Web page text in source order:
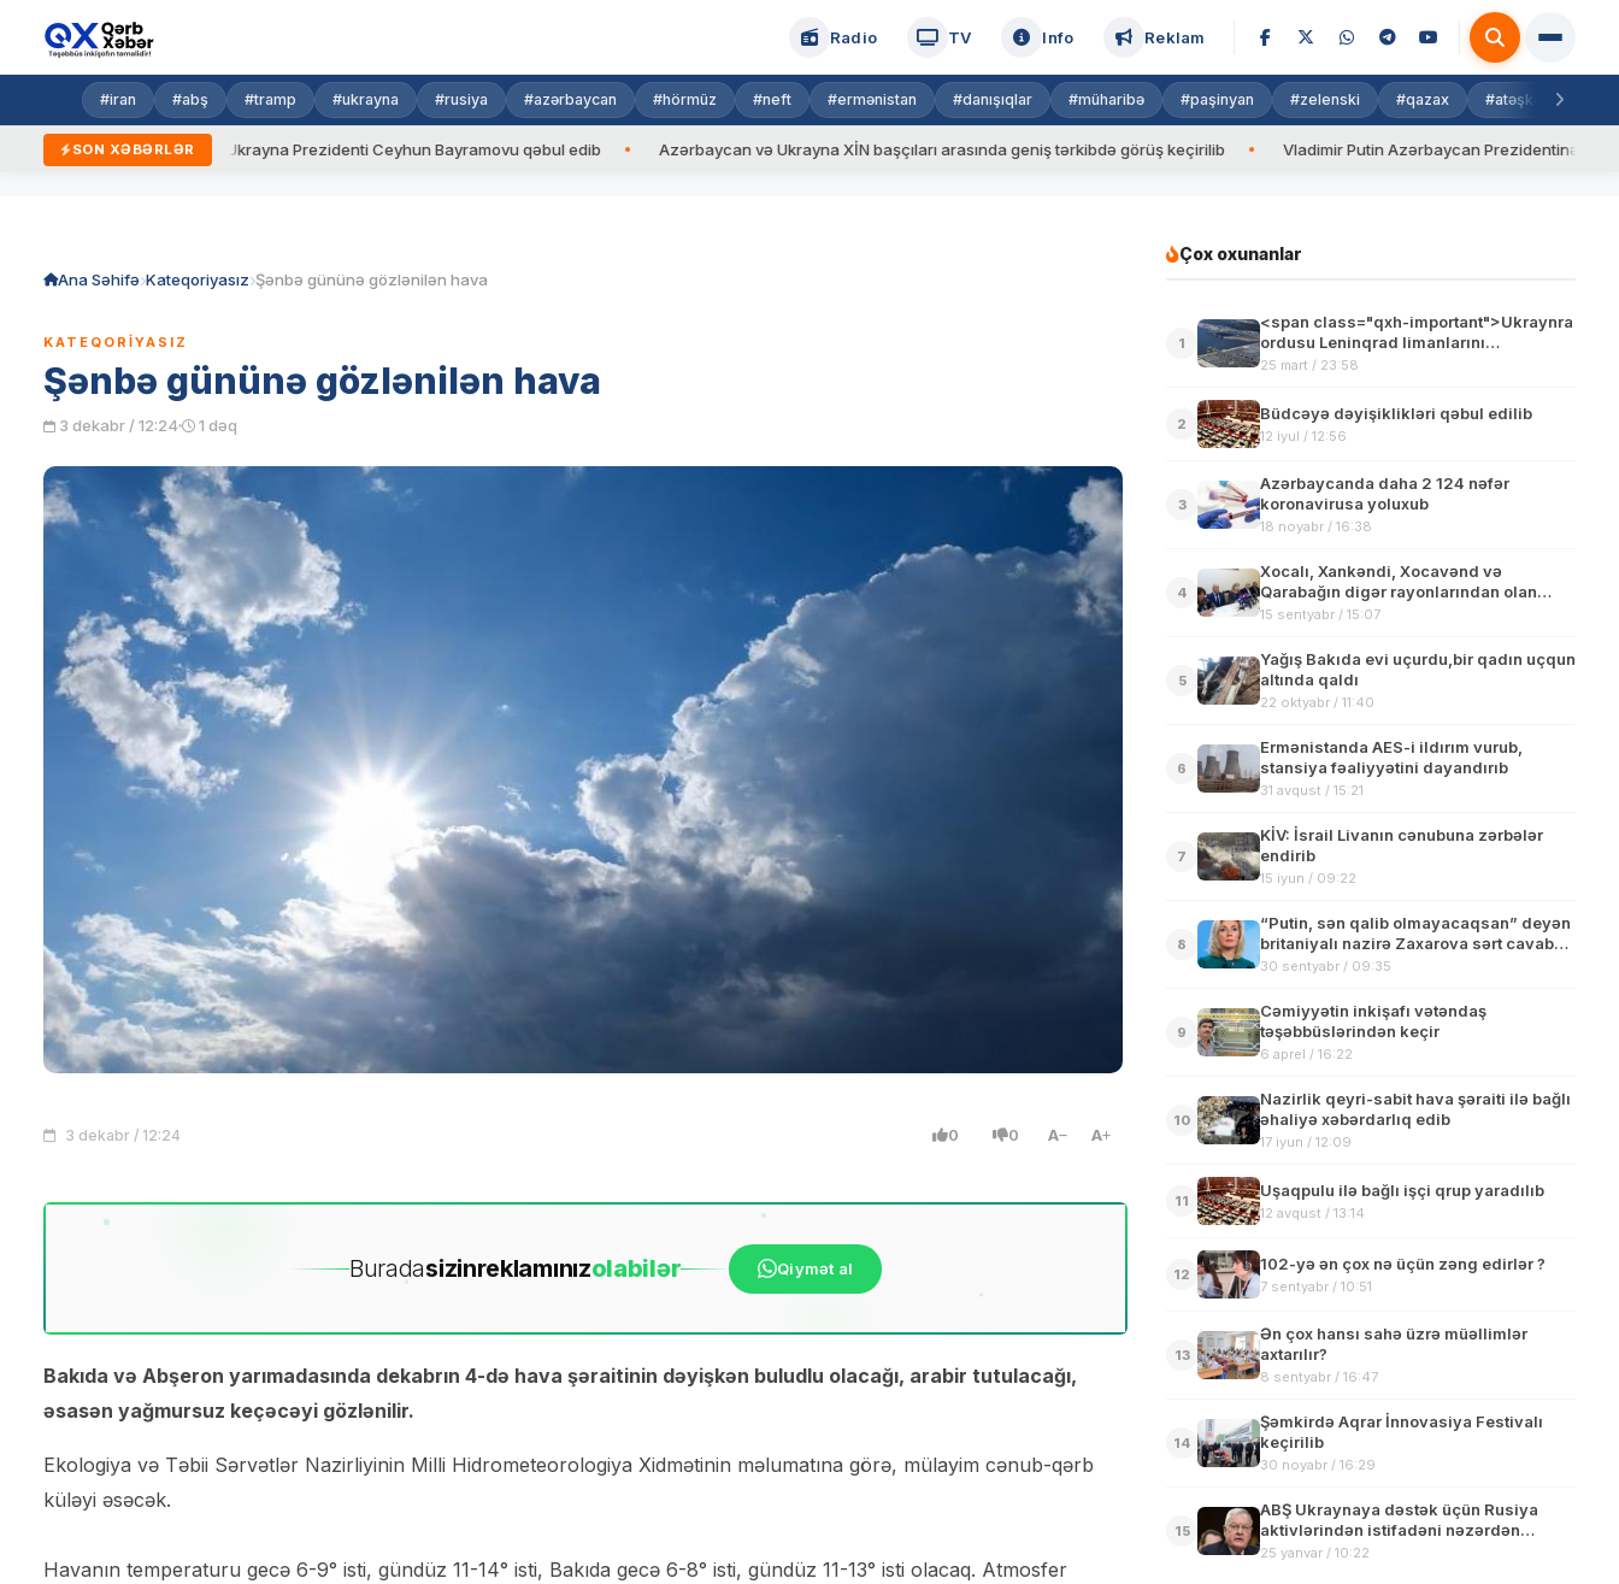
Radio TV Info Reklam
#iran #abş #tramp #ukrayna #rusiya #azərbaycan #hörmüz #neft #ermənistan #danışıqlar #müharibə #paşinyan #zelenski #qazax #atəşkəs
SON XƏBƏRLƏR
yeni qaydalar Ukrayna Prezidenti Ceyhun Bayramovu qəbul edib Azərbaycan və Ukrayna XİN başçıları arasında geniş tərkibdə görüş keçirilib Vladimir Putin Azərbaycan Prezidentinə zəng edib
Ana Səhifə Kateqoriyasız Şənbə gününə gözlənilən hava
KATEQORIYASIZ
Şənbə gününə gözlənilən hava
3 dekabr / 12:24 1 dəq
3 dekabr / 12:24 0 0 A A
Buradasizinreklamınızolabilər Qiymət al
Bakıda və Abşeron yarımadasında dekabrın 4-də hava şəraitinin dəyişkən buludlu olacağı, arabir tutulacağı,
əsasən yağmursuz keçəcəyi gözlənilir.
Ekologiya və Təbii Sərvətlər Nazirliyinin Milli Hidrometeorologiya Xidmətinin məlumatına görə, mülayim cənub-qərb
küləyi əsəcək.
Havanın temperaturu gecə 6-9° isti, gündüz 11-14° isti, Bakıda gecə 6-8° isti, gündüz 11-13° isti olacaq. Atmosfer
Çox oxunanlar
1
<span class="qxh-important">Ukraynra
ordusu Leninqrad limanlarını
bombaladı</span>
25 mart / 23:58
2
Büdcəyə dəyişiklikləri qəbul edilib
12 iyul / 12:56
3
Azərbaycanda daha 2 124 nəfər
koronavirusa yoluxub
18 noyabr / 16:38
4
Xocalı, Xankəndi, Xocavənd və
Qarabağın digər rayonlarından olan
məcburi köçkünlər dünya ictimaiyyətinə
15 sentyabr / 15:07
5
Yağış Bakıda evi uçurdu,bir qadın uçqun
altında qaldı
22 oktyabr / 11:40
6
Ermənistanda AES-i ildırım vurub,
stansiya fəaliyyətini dayandırıb
31 avqust / 15:21
7
KİV: İsrail Livanın cənubuna zərbələr
endirib
15 iyun / 09:22
8
“Putin, sən qalib olmayacaqsan” deyən
britaniyalı nazirə Zaxarova sərt cavab
verdi
30 sentyabr / 09:35
9
Cəmiyyətin inkişafı vətəndaş
təşəbbüslərindən keçir
6 aprel / 16:22
10
Nazirlik qeyri-sabit hava şəraiti ilə bağlı
əhaliyə xəbərdarlıq edib
17 iyun / 12:09
11
Uşaqpulu ilə bağlı işçi qrup yaradılıb
12 avqust / 13:14
12
102-yə ən çox nə üçün zəng edirlər ?
7 sentyabr / 10:51
13
Ən çox hansı sahə üzrə müəllimlər
axtarılır?
8 sentyabr / 16:47
14
Şəmkirdə Aqrar İnnovasiya Festivalı
keçirilib
30 noyabr / 16:29
15
ABŞ Ukraynaya dəstək üçün Rusiya
aktivlərindən istifadəni nəzərdən
keçirəcək
25 yanvar / 10:22